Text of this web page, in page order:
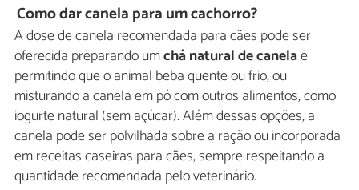
Como dar canela para um cachorro?
A dose de canela recomendada para cães pode ser
oferecida preparando umchá natural de canelae
permitindo que o animal beba quente ou frio, ou
misturando a canela em pó com outros alimentos, como
iogurte natural (sem açúcar). Além dessas opções, a
canela pode ser polvilhada sobre a ração ou incorporada
em receitas caseiras para cães, sempre respeitando a
quantidade recomendada pelo veterinário.